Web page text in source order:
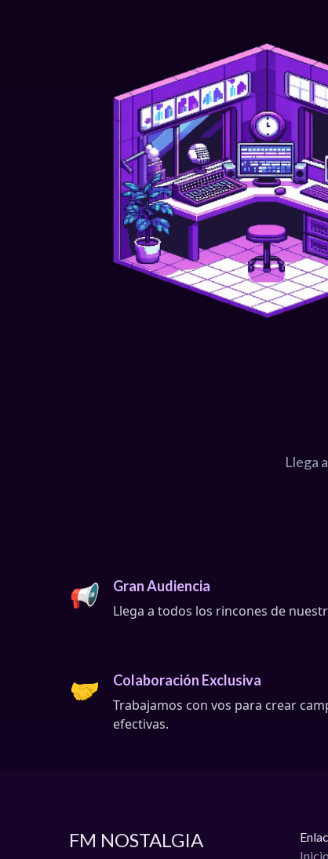
Llega
📢
Gran Audiencia
Llega a todos los rincones de
🤝
Colaboración Exclusiva
Trabajamos con vos para crear
efectivas.
FM NOSTALGIA
Inicio